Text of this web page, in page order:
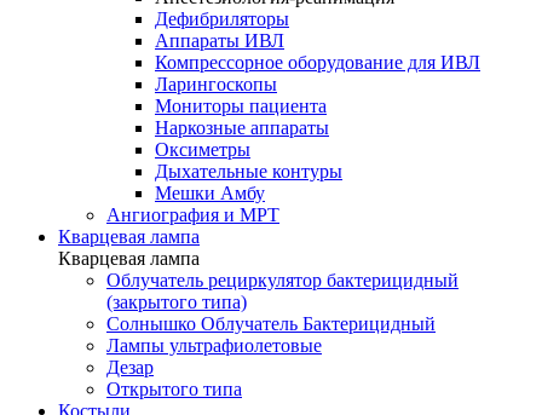
Дефибриляторы
Аппараты ИВЛ
Компрессорное оборудование для ИВЛ
Ларингоскопы
Мониторы пациента
Наркозные аппараты
Оксиметры
Дыхательные контуры
Мешки Амбу
Ангиография и МРТ
Кварцевая лампа
Кварцевая лампа
Облучатель рециркулятор бактерицидный
(закрытого типа)
Солнышко Облучатель Бактерицидный
Лампы ультрафиолетовые
Дезар
Открытого типа
Костыли